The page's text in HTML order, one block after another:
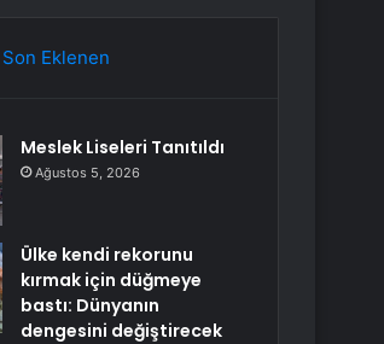
Son Eklenen
Meslek Liseleri Tanıtıldı
Ağustos 5, 2026
Ülke kendi rekorunu
kırmak için düğmeye
bastı: Dünyanın
dengesini değiştirecek